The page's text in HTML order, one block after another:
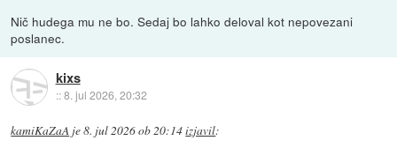
Nič hudega mu ne bo. Sedaj bo lahko deloval kot nepovezani
poslanec.
kixs
::8. jul 2026, 20:32
kamiKaZaA je8. jul 2026 ob 20:14izjavil: